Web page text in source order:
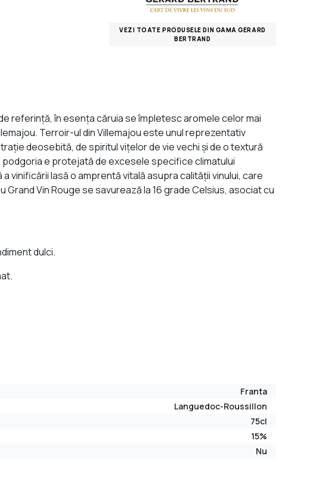
VEZI TOATE PRODUSELE DIN GAMA GERARD
BERTRAND
referință, în esența căruia se împletesc aromele celor mai
Terroir-ul din Villemajou este unul reprezentativ
deosebită, de spiritul vițelor de vie vechi și de o textură
e protejată de excesele specifice climatului
lasă o amprentă vitală asupra calității vinului, care
Grand Vin Rouge se savurează la 16 grade Celsius, asociat cu
dulci.
Franta
Languedoc-Roussillon
75cl
15%
Nu